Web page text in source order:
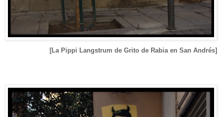
[La Pippi Langstrum de Grito de Rabia en San Andrés]